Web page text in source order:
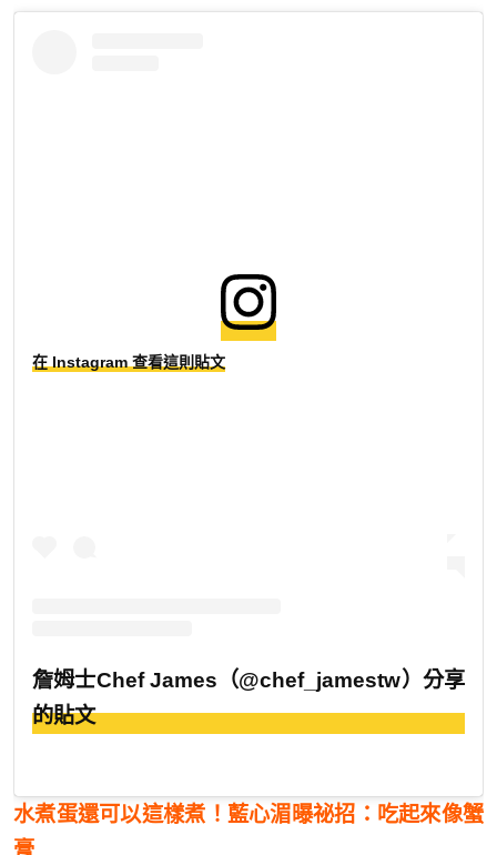
在 Instagram 查看這則貼文
詹姆士Chef James（@chef_jamestw）分享
的貼文
水煮蛋還可以這樣煮！藍心湄曝祕招：吃起來像蟹
膏